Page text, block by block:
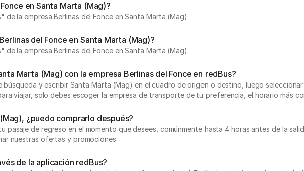
en Santa Marta (Mag)?
la empresa Berlinas del Fonce en Santa Marta (Mag).
del Fonce en Santa Marta (Mag)?
la empresa Berlinas del Fonce en Santa Marta (Mag).
Marta (Mag) con la empresa Berlinas del Fonce en redBus?
y escribir Santa Marta (Mag) en el cuadro de origen o destino, luego
viajar, solo debes escoger la empresa de transporte de tu preferencia, el horario más
¿puedo comprarlo después?
de regreso en el momento que desees, comúnmente hasta 4 horas antes de la
nuestras ofertas y promociones.
de la aplicación redBus?